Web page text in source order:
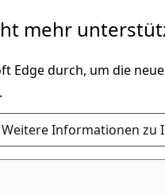
mehr
Edge durch, um die
Weitere Informationen zu